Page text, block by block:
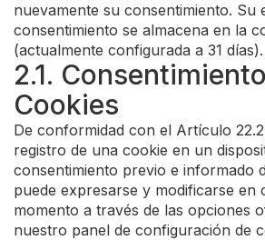
nuevamente su consentimiento. Su
consentimiento se almacena en la
(actualmente configurada a 31 días).
2.1.
Cookies
De conformidad con el Artículo
registro de una cookie en un
consentimiento previo e informado
puede expresarse y modificarse en
momento a través de las opciones
nuestro panel de configuración de